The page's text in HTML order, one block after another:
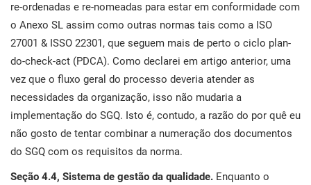
ISO 22301
ISO 17025
IATF 16949
AS9100
Organizações de saúde
Dispositivos médicos
Aeroespacial
Automotiva
re-ordenadas e re-nomeadas para estar em conformidade com
o Anexo SL assim como outras normas tais como a ISO
27001 & ISSO 22301, que seguem mais de perto o ciclo plan-
do-check-act (PDCA). Como declarei em artigo anterior, uma
vez que o fluxo geral do processo deveria atender as
necessidades da organização, isso não mudaria a
implementação do SGQ. Isto é, contudo, a razão do por quê eu
não gosto de tentar combinar a numeração dos documentos
do SGQ com os requisitos da norma.
Seção 4.4, Sistema de gestão da qualidade. Enquanto o